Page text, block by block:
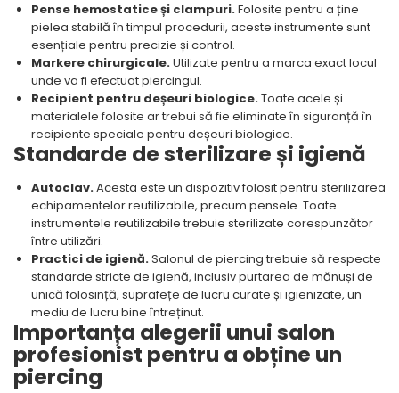
Pense hemostatice și clampuri.Folosite pentru a ține
pielea stabilă în timpul procedurii, aceste instrumente sunt
esențiale pentru precizie și control.
Markere chirurgicale.Utilizate pentru a marca exact locul
unde va fi efectuat piercingul.
Recipient pentru deșeuri biologice.Toate acele și
materialele folosite ar trebui să fie eliminate în siguranță în
recipiente speciale pentru deșeuri biologice.
Standarde de sterilizare și igienă
Autoclav.Acesta este un dispozitiv folosit pentru sterilizarea
echipamentelor reutilizabile, precum pensele. Toate
instrumentele reutilizabile trebuie sterilizate corespunzător
între utilizări.
Practici de igienă.Salonul de piercing trebuie să respecte
standarde stricte de igienă, inclusiv purtarea de mănuși de
unică folosință, suprafețe de lucru curate și igienizate, un
mediu de lucru bine întreținut.
Importanța alegerii unui salon
profesionist pentru a obține un
piercing